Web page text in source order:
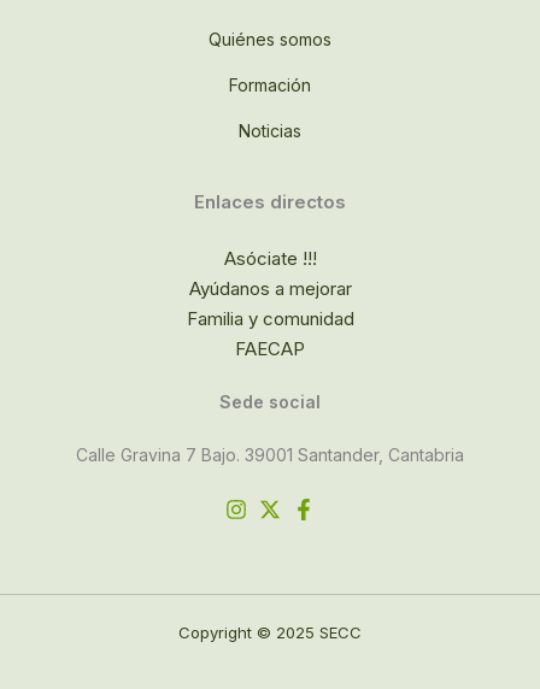
Quiénes somos
Formación
Noticias
Enlaces directos
Asóciate !!!
Ayúdanos a mejorar
Familia y comunidad
FAECAP
Sede social
Calle Gravina 7 Bajo. 39001 Santander, Cantabria
Copyright © 2025 SECC